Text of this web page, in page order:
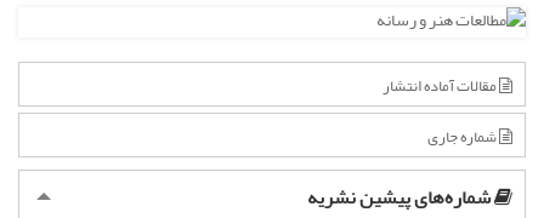
مقالات آماده انتشار
شماره جاری
شماره‌های پیشین نشریه